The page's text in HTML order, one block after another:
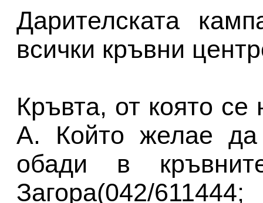
Дарителската
всички кръвни
Кръвта, от която
А. Който желае
обади в
Загора(042/